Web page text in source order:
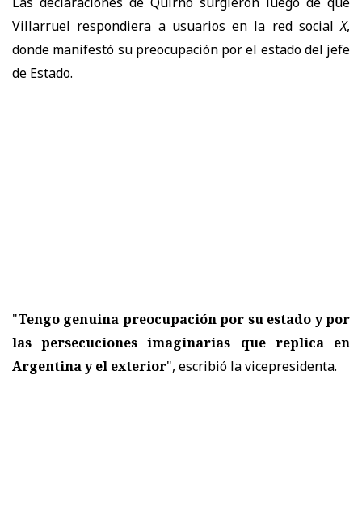
Villarruel respondiera a usuarios en la red socialX,
donde manifestó su preocupación por el estado del jefe
de Estado.
"Tengo genuina preocupación por su estado y por
las persecuciones imaginarias que replica en
Argentina y el exterior", escribió la vicepresidenta.